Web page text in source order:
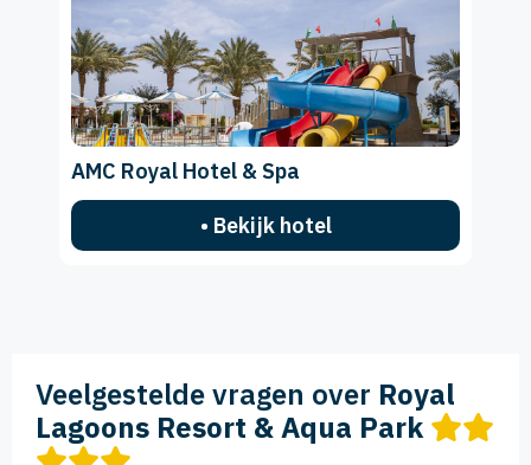
AMC Royal Hotel & Spa
• Bekijk hotel
Veelgestelde vragen over Royal
Lagoons Resort & Aqua Park